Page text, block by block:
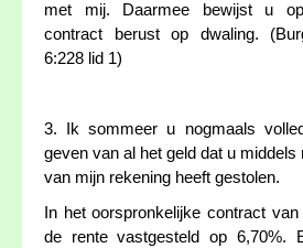
met mij. Daarmee bewijst u
contract berust op dwaling.
6:228 lid 1)
3. Ik sommeer u nogmaals
geven van al het geld dat u middels
van mijn rekening heeft gestolen.
In het oorspronkelijke contract
de rente vastgesteld op 6,70%.